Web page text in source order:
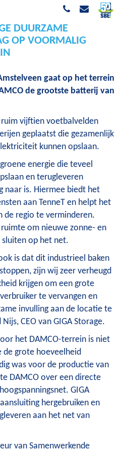
DUURZAME
OP VOORMALIG
gaat op het terrein
de grootste batterij van
vijftien voetbalvelden
geplaatst die gezamenlijk
kunnen opslaan.
energie die teveel
en terugleveren
naar is. Hiermee biedt het
aan TenneT en helpt het
de regio te verminderen.
om nieuwe zonne- en
op het net.
is dat dit industrieel baken
zijn wij zeer verheugd
krijgen om een grote
te vervangen en
invulling aan de locatie te
Nijs, CEO van GIGA Storage.
het DAMCO-terrein is niet
de grote hoeveelheid
was voor de productie van
DAMCO over een directe
GIGA
hergebruiken en
aan het net van
van Samenwerkende